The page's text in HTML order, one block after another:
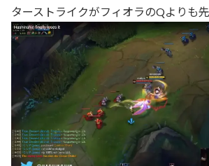
ターストライクがフィオラのQよりも先